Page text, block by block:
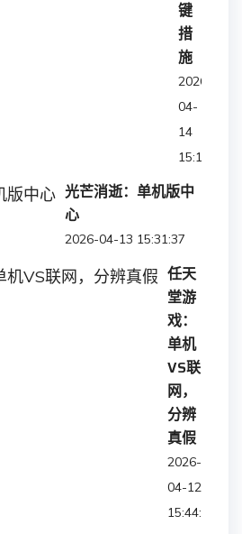
键
措
施
2026-
04-
14
15:11:04
光芒消逝：单机版中
心
2026-04-13 15:31:37
任天
堂游
戏：
单机
VS联
网，
分辨
真假
2026-
04-12
15:44:57